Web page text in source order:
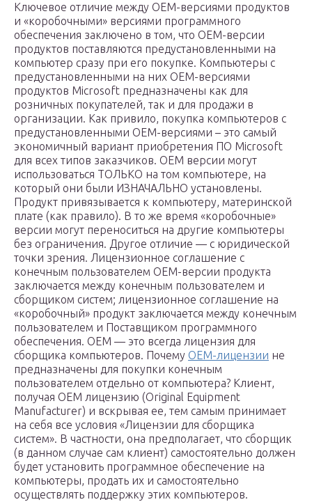
Ключевое отличие между OEM-версиями продуктов
и «коробочными» версиями программного
обеспечения заключено в том, что OEM-версии
продуктов поставляются предустановленными на
компьютер сразу при его покупке. Компьютеры с
предустановленными на них OEM-версиями
продуктов Microsoft предназначены как для
розничных покупателей, так и для продажи в
организации. Как привило, покупка компьютеров с
предустановленными OEM-версиями – это самый
экономичный вариант приобретения ПО Microsoft
для всех типов заказчиков. ОЕМ версии могут
использоваться ТОЛЬКО на том компьютере, на
который они были ИЗНАЧАЛЬНО установлены.
Продукт привязывается к компьютеру, материнской
плате (как правило). В то же время «коробочные»
версии могут переноситься на другие компьютеры
без ограничения. Другое отличие — с юридической
точки зрения. Лицензионное соглашение с
конечным пользователем OEM-версии продукта
заключается между конечным пользователем и
сборщиком систем; лицензионное соглашение на
«коробочный» продукт заключается между конечным
пользователем и Поставщиком программного
обеспечения. OEM — это всегда лицензия для
сборщика компьютеров. Почему ОЕМ-лицензии не
предназначены для покупки конечным
пользователем отдельно от компьютера? Клиент,
получая OEM лицензию (Original Equipment
Manufacturer) и вскрывая ее, тем самым принимает
на себя все условия «Лицензии для сборщика
систем». В частности, она предполагает, что сборщик
(в данном случае сам клиент) самостоятельно должен
будет установить программное обеспечение на
компьютеры, продать их и самостоятельно
осуществлять поддержку этих компьютеров.